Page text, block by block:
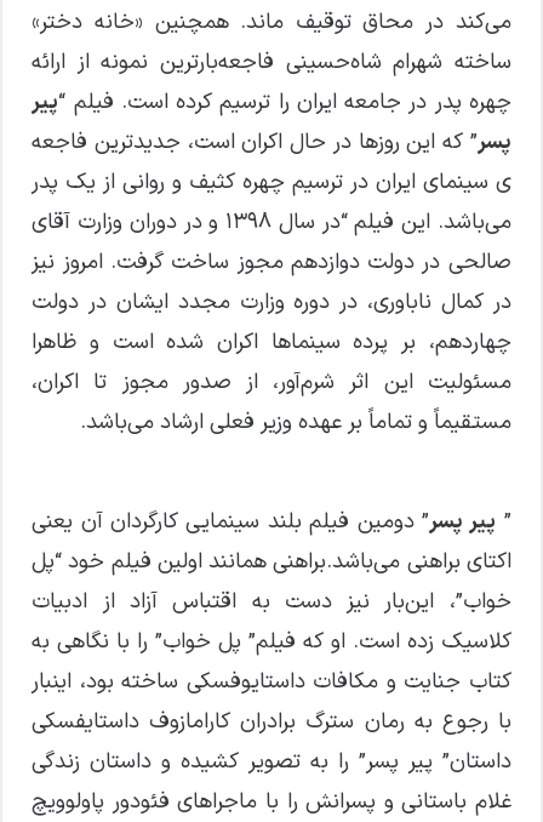
می‌کند در محاق توقیف ماند. همچنین «خانه دختر»
ساخته شهرام شاه‌حسینی فاجعه‌بارترین نمونه از ارائه
چهره پدر در جامعه ایران را ترسیم کرده است. فیلم “پیر
پسر” که این روزها در حال اکران است، جدیدترین فاجعه
ی سینمای ایران در ترسیم چهره کثیف و روانی از یک پدر
می‌باشد. این فیلم “در سال ۱۳۹۸ و در دوران وزارت آقای
صالحی در دولت دوازدهم مجوز ساخت گرفت. امروز نیز
در کمال ناباوری، در دوره وزارت مجدد ایشان در دولت
چهاردهم، بر پرده سینماها اکران شده است و ظاهرا
مسئولیت این اثر شرم‌آور، از صدور مجوز تا اکران،
مستقیماً و تماماً بر عهده وزیر فعلی ارشاد می‌باشد.
” پیر پسر” دومین فیلم بلند سینمایی کارگردان آن یعنی
اکتای براهنی می‌باشد.براهنی همانند اولین فیلم خود “پل
خواب”، این‌بار نیز دست به اقتباس آزاد از ادبیات
کلاسیک زده است. او که فیلم” پل خواب” را با نگاهی به
کتاب جنایت و مکافات داستایوفسکی ساخته بود، اینبار
با رجوع به رمان سترگ برادران کارامازوف داستایفسکی
داستان” پیر پسر” را به تصویر کشیده و داستان زندگی
غلام باستانی و پسرانش را با ماجراهای فئودور پاولوویچ